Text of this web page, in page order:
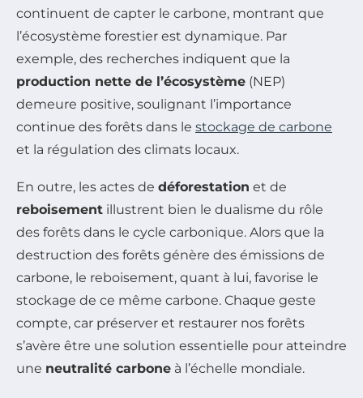
continuent de capter le carbone, montrant que
l’écosystème forestier est dynamique. Par
exemple, des recherches indiquent que la
production nette de l’écosystème (NEP)
demeure positive, soulignant l’importance
continue des forêts dans le stockage de carbone
et la régulation des climats locaux.
En outre, les actes de déforestation et de
reboisement illustrent bien le dualisme du rôle
des forêts dans le cycle carbonique. Alors que la
destruction des forêts génère des émissions de
carbone, le reboisement, quant à lui, favorise le
stockage de ce même carbone. Chaque geste
compte, car préserver et restaurer nos forêts
s’avère être une solution essentielle pour atteindre
une neutralité carbone à l’échelle mondiale.